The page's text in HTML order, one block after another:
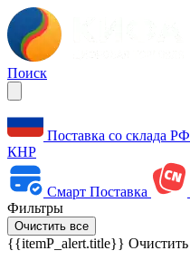
Поиск
Поставка со склада РФ
КНР
Смарт Поставка
Фильтры
Очистить все
{{itemP_alert.title}} Очистить